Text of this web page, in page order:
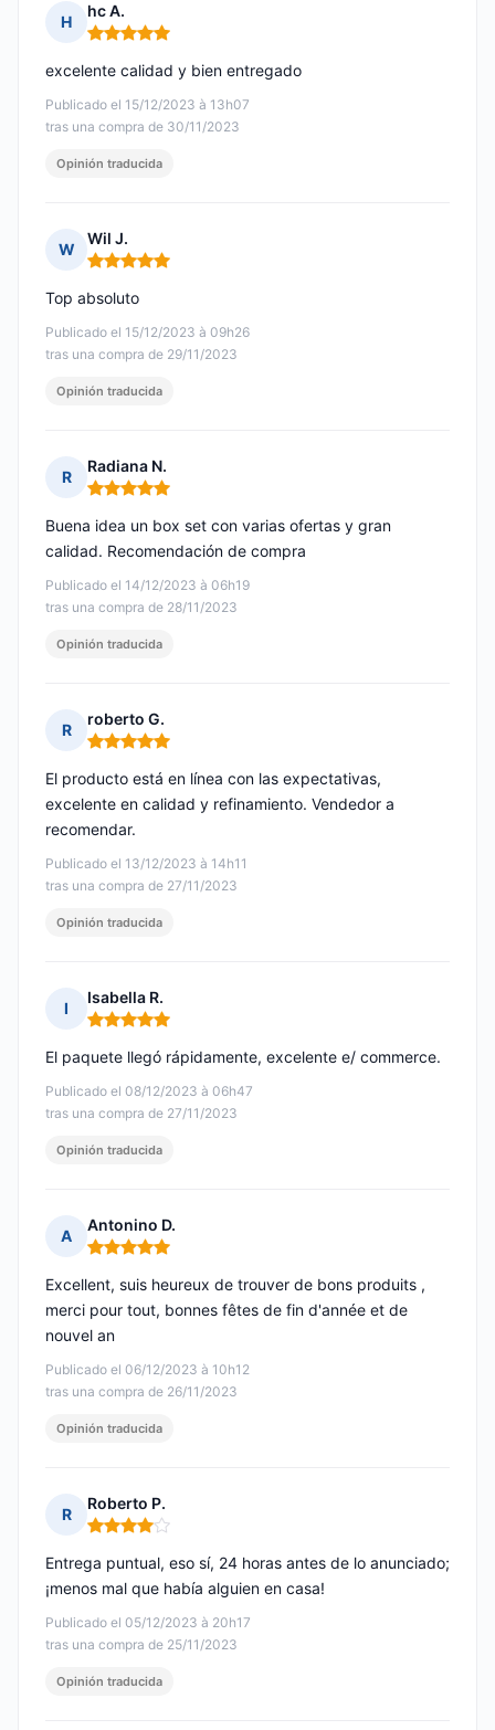
H
hc A.
Nota: 5 de 5
Publicado el 15/12/2023 à 13h07
tras una compra de 30/11/2023
excelente calidad y bien entregado
Opinión traducida
W
Wil J.
Nota: 5 de 5
Publicado el 15/12/2023 à 09h26
tras una compra de 29/11/2023
Top absoluto
Opinión traducida
R
Radiana N.
Nota: 5 de 5
Publicado el 14/12/2023 à 06h19
tras una compra de 28/11/2023
Buena idea un box set con varias ofertas y gran
calidad. Recomendación de compra
Opinión traducida
R
roberto G.
Nota: 5 de 5
Publicado el 13/12/2023 à 14h11
tras una compra de 27/11/2023
El producto está en línea con las expectativas,
excelente en calidad y refinamiento. Vendedor a
recomendar.
Opinión traducida
I
Isabella R.
Nota: 5 de 5
Publicado el 08/12/2023 à 06h47
tras una compra de 27/11/2023
El paquete llegó rápidamente, excelente e/ commerce.
Opinión traducida
A
Antonino D.
Nota: 5 de 5
Publicado el 06/12/2023 à 10h12
tras una compra de 26/11/2023
Excellent, suis heureux de trouver de bons produits ,
merci pour tout, bonnes fêtes de fin d'année et de
nouvel an
Opinión traducida
R
Roberto P.
Nota: 4 de 5
Publicado el 05/12/2023 à 20h17
tras una compra de 25/11/2023
Entrega puntual, eso sí, 24 horas antes de lo anunciado;
¡menos mal que había alguien en casa!
Opinión traducida